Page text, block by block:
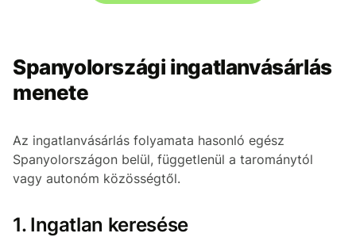
Spanyolországi ingatlanvásárlás
menete
Az ingatlanvásárlás folyamata hasonló egész
Spanyolországon belül, függetlenül a tarománytól
vagy autonóm közösségtől.
1. Ingatlan keresése